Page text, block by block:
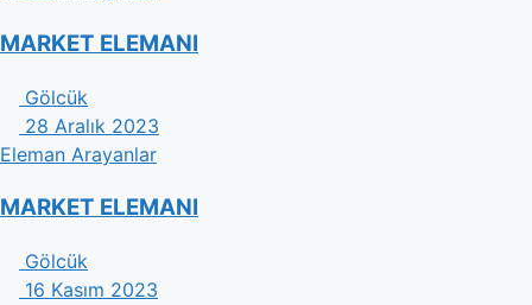
MARKET ELEMANI
Gölcük
28 Aralık 2023
Eleman Arayanlar
MARKET ELEMANI
Gölcük
16 Kasım 2023